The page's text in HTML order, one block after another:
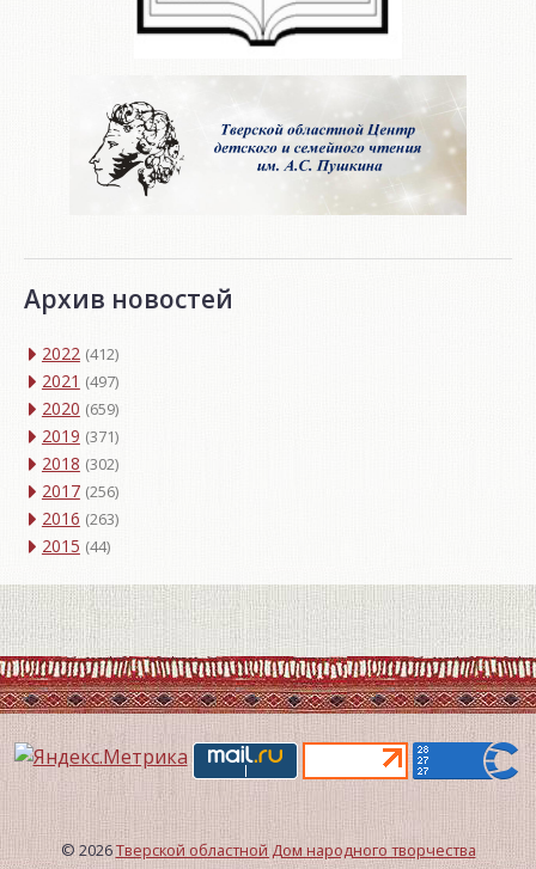
Архив новостей
2022 (412)
2021 (497)
2020 (659)
2019 (371)
2018 (302)
2017 (256)
2016 (263)
2015 (44)
© 2026Тверской областной Дом народного творчества